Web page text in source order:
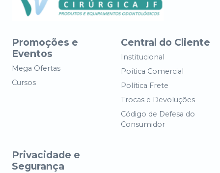
Promoções e
Eventos
Mega Ofertas
Cursos
Central do Cliente
Institucional
Poítica Comercial
Política Frete
Trocas e Devoluções
Código de Defesa do
Consumidor
Privacidade e
Segurança